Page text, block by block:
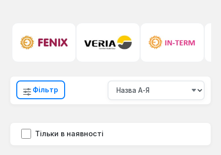
Фільтр
Тільки в наявності